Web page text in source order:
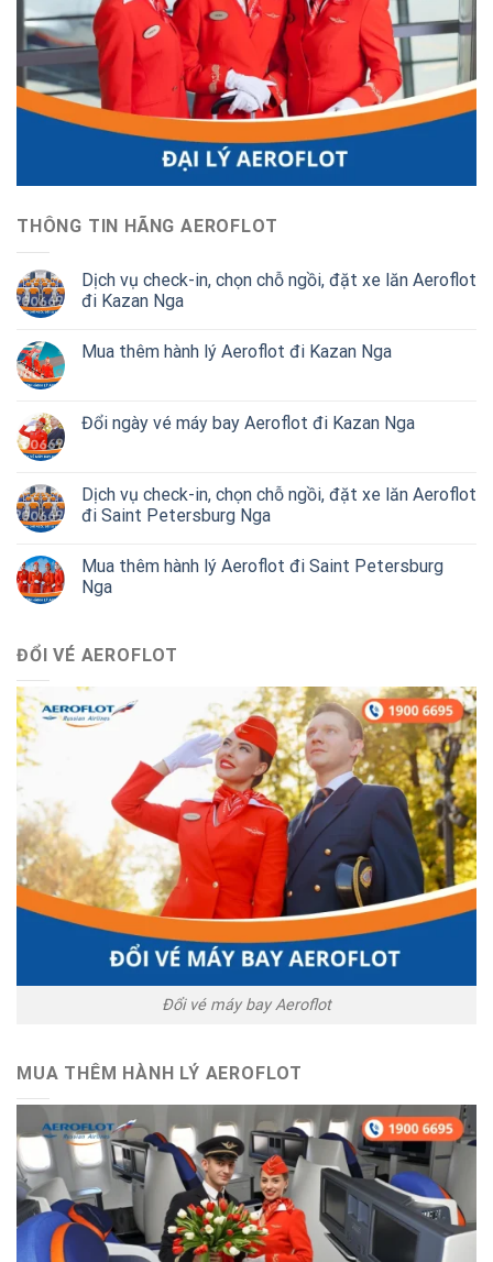
THÔNG TIN HÃNG AEROFLOT
Dịch vụ check-in, chọn chỗ ngồi, đặt xe lăn Aeroflot
đi Kazan Nga
Mua thêm hành lý Aeroflot đi Kazan Nga
Đổi ngày vé máy bay Aeroflot đi Kazan Nga
Dịch vụ check-in, chọn chỗ ngồi, đặt xe lăn Aeroflot
đi Saint Petersburg Nga
Mua thêm hành lý Aeroflot đi Saint Petersburg
Nga
ĐỔI VÉ AEROFLOT
Đổi vé máy bay Aeroflot
MUA THÊM HÀNH LÝ AEROFLOT